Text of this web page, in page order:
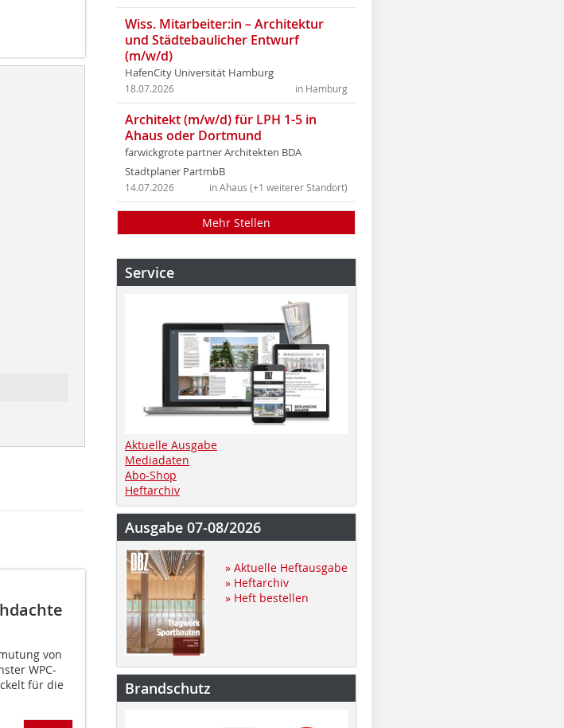
von
WPC-
für die
Wiss. Mitarbeiter:in – Architektur
und Städtebaulicher Entwurf
(m/w/d)
HafenCity Universität Hamburg
in Hamburg
18.07.2026
Architekt (m/w/d) für LPH 1-5 in
Ahaus oder Dortmund
farwickgrote partner Architekten BDA
Stadtplaner PartmbB
in Ahaus (+1 weiterer Standort)
14.07.2026
Mehr Stellen
Service
Aktuelle Ausgabe
Mediadaten
Abo-Shop
Heftarchiv
Ausgabe 07-08/2026
» Aktuelle Heftausgabe
» Heftarchiv
» Heft bestellen
Brandschutz